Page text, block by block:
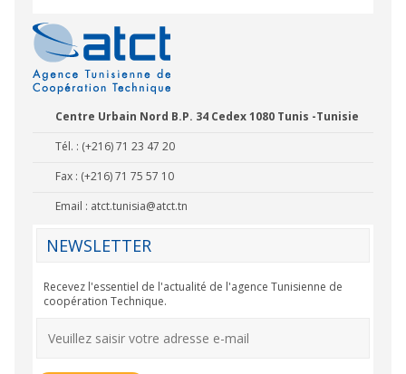
Centre Urbain Nord B.P. 34 Cedex 1080 Tunis -Tunisie
Tél. : (+216) 71 23 47 20
Fax : (+216) 71 75 57 10
Email : atct.tunisia@atct.tn
NEWSLETTER
Recevez l'essentiel de l'actualité de l'agence Tunisienne de
coopération Technique.